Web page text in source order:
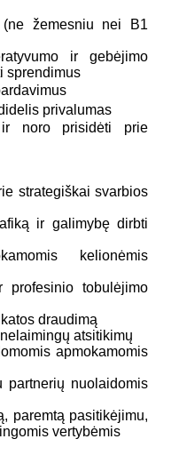
žemesniu nei B1
ir gebėjimo
sprendimus
privalumas
ir noro prisidėti prie
strategiškai svarbios
ir galimybę dirbti
kelionėmis
profesinio tobulėjimo
draudimą
atsitikimų
apmokamomis
partnerių nuolaidomis
paremtą pasitikėjimu,
vertybėmis